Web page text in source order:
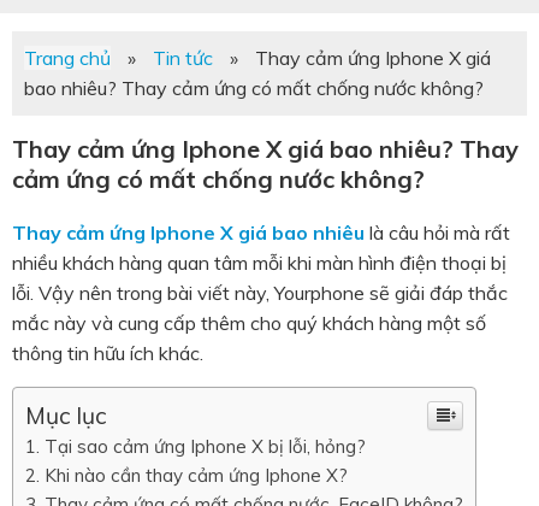
Trang chủ » Tin tức »
Thay cảm ứng Iphone X giá
bao nhiêu? Thay cảm ứng có mất chống nước không?
Thay cảm ứng Iphone X giá bao nhiêu? Thay
cảm ứng có mất chống nước không?
Thay cảm ứng Iphone X giá bao nhiêu là câu hỏi mà rất
nhiều khách hàng quan tâm mỗi khi màn hình điện thoại bị
lỗi. Vậy nên trong bài viết này, Yourphone sẽ giải đáp thắc
mắc này và cung cấp thêm cho quý khách hàng một số
thông tin hữu ích khác.
Mục lục
Tại sao cảm ứng Iphone X bị lỗi, hỏng?
Khi nào cần thay cảm ứng Iphone X?